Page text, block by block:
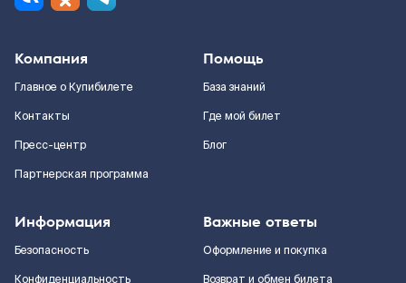
Компания
Главное о Купибилете
Контакты
Пресс-центр
Партнерская программа
Помощь
База знаний
Где мой билет
Блог
Информация
Безопасность
Конфиденциальность
Важные ответы
Оформление и покупка
Возврат и обмен билета